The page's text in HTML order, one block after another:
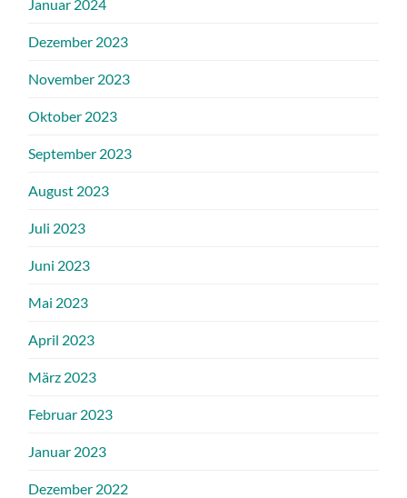
Januar 2024
Dezember 2023
November 2023
Oktober 2023
September 2023
August 2023
Juli 2023
Juni 2023
Mai 2023
April 2023
März 2023
Februar 2023
Januar 2023
Dezember 2022